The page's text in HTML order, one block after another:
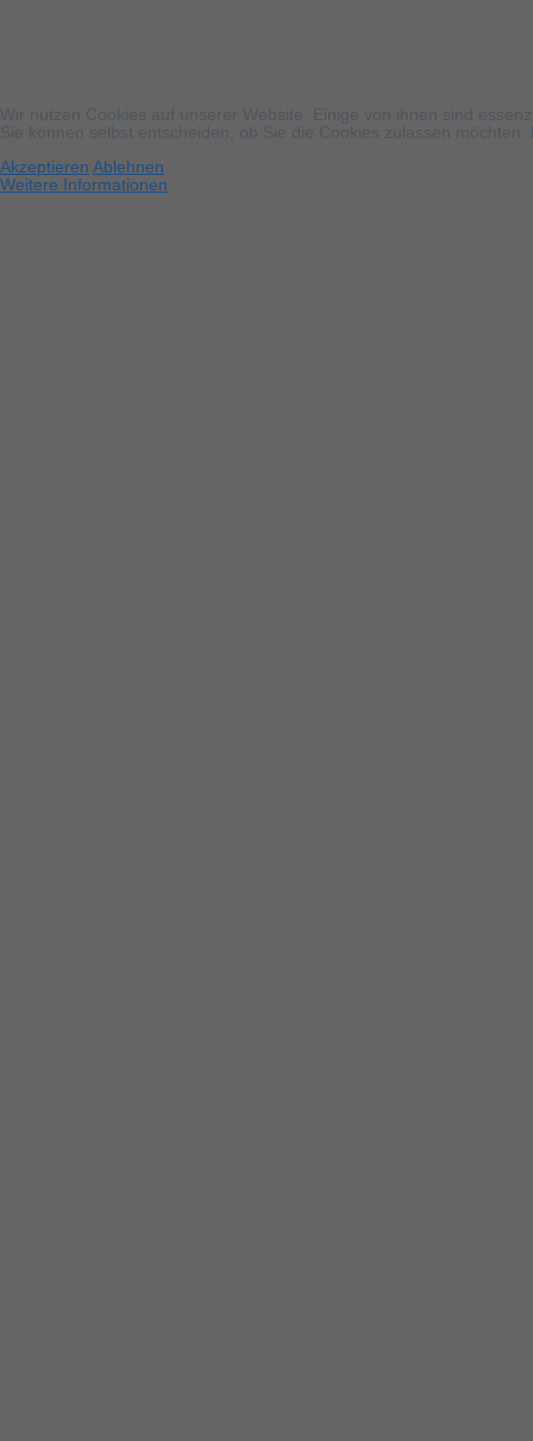
Wir nutzen Cookies auf unserer Website. Einige von ihnen sind
Sie können selbst entscheiden, ob Sie die Cookies zulassen
Akzeptieren Ablehnen
Weitere Informationen